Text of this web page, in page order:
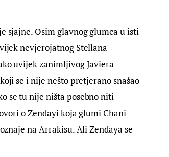
sjajne. Osim glavnog glumca u isti
nevjerojatnog Stellana
uvijek zanimljivog Javiera
se i nije nešto pretjerano snašao
se tu nije ništa posebno niti
o Zendayi koja glumi Chani
na Arrakisu. Ali Zendaya se